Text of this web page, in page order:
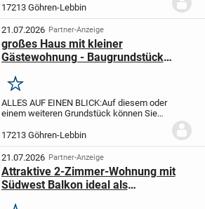
Erholungsgebiet Fleesensee bietet beste
Voraussetzungen dafür. Die angebotene
Einheit befindet sich...
17213 Göhren-Lebbin
21.07.2026 Partner-Anzeige
großes Haus mit kleiner
Gästewohnung - Baugrundstück
Merken
ALLES AUF EINEN BLICK:Auf diesem oder
einem weiteren Grundstück können Sie
nähere Informationen einfach bei mir
melden oder eine Anfrage stellen. Wir
besprechen...
17213 Göhren-Lebbin
21.07.2026 Partner-Anzeige
Attraktive 2-Zimmer-Wohnung mit
Südwest Balkon ideal als